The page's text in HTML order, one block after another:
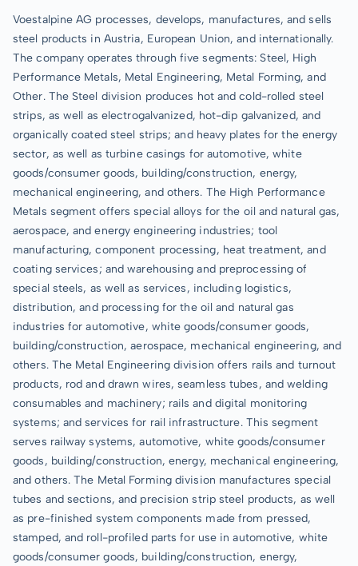
Voestalpine AG processes, develops, manufactures, and sells
steel products in Austria, European Union, and internationally.
The company operates through five segments: Steel, High
Performance Metals, Metal Engineering, Metal Forming, and
Other. The Steel division produces hot and cold-rolled steel
strips, as well as electrogalvanized, hot-dip galvanized, and
organically coated steel strips; and heavy plates for the energy
sector, as well as turbine casings for automotive, white
goods/consumer goods, building/construction, energy,
mechanical engineering, and others. The High Performance
Metals segment offers special alloys for the oil and natural gas,
aerospace, and energy engineering industries; tool
manufacturing, component processing, heat treatment, and
coating services; and warehousing and preprocessing of
special steels, as well as services, including logistics,
distribution, and processing for the oil and natural gas
industries for automotive, white goods/consumer goods,
building/construction, aerospace, mechanical engineering, and
others. The Metal Engineering division offers rails and turnout
products, rod and drawn wires, seamless tubes, and welding
consumables and machinery; rails and digital monitoring
systems; and services for rail infrastructure. This segment
serves railway systems, automotive, white goods/consumer
goods, building/construction, energy, mechanical engineering,
and others. The Metal Forming division manufactures special
tubes and sections, and precision strip steel products, as well
as pre-finished system components made from pressed,
stamped, and roll-profiled parts for use in automotive, white
goods/consumer goods, building/construction, energy,